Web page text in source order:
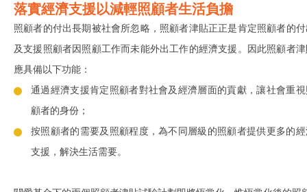
落實經濟支援以減輕照顧者生活負擔
照顧者的付出長期被社會所忽略，照顧者津貼正正是肯定照顧者的
及支援照顧者因照顧工作而未能外出工作的經濟支援。因此照顧者
應具備以下功能：
通過經濟支援肯定照顧者對社會及經濟層面的貢獻，讓社會重
顧者的身份；
按照顧者的需要及照顧程度，為不同層級的照顧者提供更多的
支援，解決生活需要。